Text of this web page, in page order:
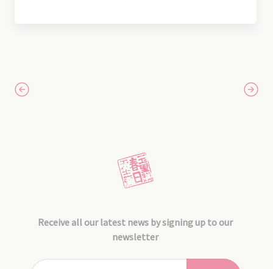
Receive all our latest news by signing up to our
newsletter